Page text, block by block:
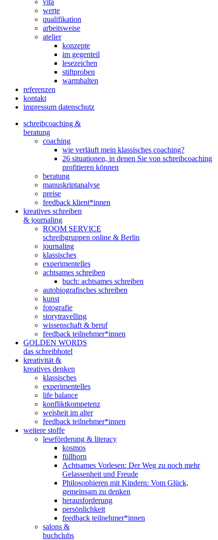
vita
werte
qualifikation
arbeitsweise
atelier
konzepte
im gegenteil
lesezeichen
stiftproben
warmhalten
referenzen
kontakt
impressum datenschutz
schreibcoaching &
beratung
coaching
wie verläuft mein klassisches coaching?
26 situationen, in denen Sie von schreibcoaching
profitieren können
beratung
manuskriptanalyse
preise
feedback klient*innen
kreatives schreiben
& journaling
ROOM SERVICE
schreibgruppen online & Berlin
journaling
klassisches
experimentelles
achtsames schreiben
buch: achtsames schreiben
autobiografisches schreiben
kunst
fotografie
storytravelling
wissenschaft & beruf
feedback teilnehmer*innen
GOLDEN WORDS
das schreibhotel
kreativität &
kreatives denken
klassisches
experimentelles
life balance
konfliktkompetenz
weisheit im alter
feedback teilnehmer*innen
weitere stoffe
leseförderung & literacy
kosmos
füllhorn
Achtsames Vorlesen: Der Weg zu noch mehr
Gelassenheit und Freude
Philosophieren mit Kindern: Vom Glück,
gemeinsam zu denken
herausforderung
persönlichkeit
feedback teilnehmer*innen
salons &
buchclubs